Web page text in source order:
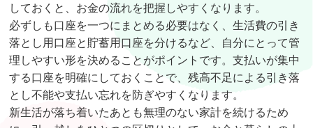
しておくと、お金の流れを把握しやすくなります。
必ずしも口座を一つにまとめる必要はなく、生活費の引き
落とし用口座と貯蓄用口座を分けるなど、自分にとって管
理しやすい形を決めることがポイントです。支払いが集中
する口座を明確にしておくことで、残高不足による引き落
とし不能や支払い忘れを防ぎやすくなります。
新生活が落ち着いたあとも無理のない家計を続けるため